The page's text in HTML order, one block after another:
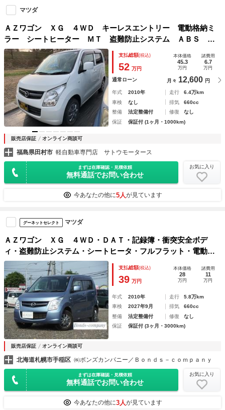
マツダ
ＡＺワゴン ＸＧ ４ＷＤ キーレスエントリー 電動格納ミ
ラー シートヒーター ＭＴ 盗難防止システム ＡＢＳ Ｃ
Ｄ 衝突安全ボディ エアコン パワーステアリング パワー
ウィンドウ
支払総額(税込)
52 万円
本体価格
45.3
万円
諸費用
6.7
万円
通常ローン 月々 12,600 円
年式 2010年 走行
6.4万km
車検
なし 排気
660cc
整備
法定整備付 修復
なし
保証
保証付 (1ヶ月・1000km)
販売店保証 オンライン商談可
福島県田村市 軽自動車専門店 サトウモータース
まずは在庫確認・見積依頼
無料通話でお問い合わせ
お気に入り
今あなたの他に5人が見ています
グーネットセレクト マツダ
ＡＺワゴン ＸＧ ４ＷＤ・ＤＡＴ・記録簿・衝突安全ボデ
ィ・盗難防止システム・シートヒータ・フルフラット・電動格
納ミラー・パワーステアリング・パワーウィンドウ
支払総額(税込)
39 万円
本体価格
28
万円
諸費用
11
万円
年式 2010年 走行
5.8万km
車検
2027年9月 排気
660cc
整備
法定整備付 修復
なし
保証
保証付 (3ヶ月・3000km)
販売店保証 オンライン商談可
北海道札幌市手稲区 ㈱ボンズカンパニー／Ｂｏｎｄｓ－ｃｏｍｐａｎｙ
まずは在庫確認・見積依頼
無料通話でお問い合わせ
お気に入り
今あなたの他に3人が見ています